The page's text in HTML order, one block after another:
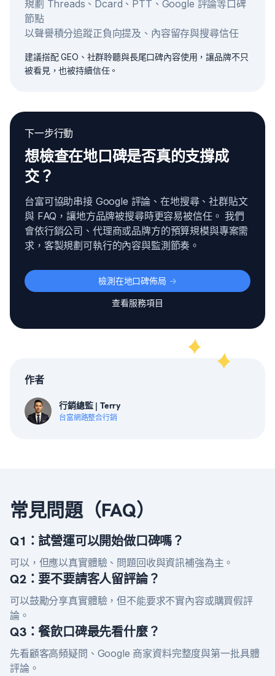
規劃 Threads、Dcard、PTT、Google 評論等口碑
節點
以聲譽積分追蹤正負向提及、內容留存與搜尋信任
建議搭配 GEO、社群聆聽與長尾口碑內容使用，讓品牌不只
被看見，也被持續信任。
下一步行動
想檢查在地口碑是否真的支撐成
交？
台富可協助串接 Google 評論、在地搜尋、社群貼文
與 FAQ，讓地方品牌被搜尋時更容易被信任。 我們
會依行銷公司、代理商或品牌方的預算規模與專案需
求，客製規劃可執行的內容與監測節奏。
檢測在地口碑佈局 ->
查看服務項目
作者
行銷總監 | Terry
台富網路整合行銷
常見問題（FAQ）
Q1：試營運可以開始做口碑嗎？
可以，但應以真實體驗、問題回收與資訊補強為主。
Q2：要不要請客人留評論？
可以鼓勵分享真實體驗，但不能要求不實內容或購買假評
論。
Q3：餐飲口碑最先看什麼？
先看顧客高頻疑問、Google 商家資料完整度與第一批具體
評論。